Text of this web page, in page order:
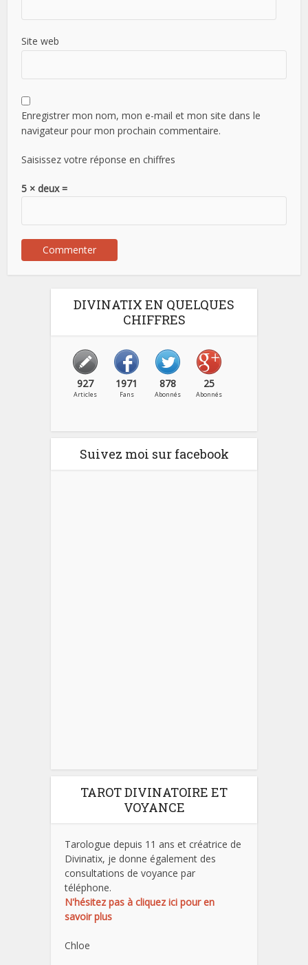
Site web
Enregistrer mon nom, mon e-mail et mon site dans le
navigateur pour mon prochain commentaire.
Saisissez votre réponse en chiffres
5 × deux =
DIVINATIX EN QUELQUES
CHIFFRES
927
Articles
1971
Fans
878
Abonnés
25
Abonnés
Suivez moi sur facebook
TAROT DIVINATOIRE ET
VOYANCE
Tarologue depuis 11 ans et créatrice de
Divinatix, je donne également des
consultations de voyance par
téléphone.
N'hésitez pas à cliquez ici pour en
savoir plus
Chloe